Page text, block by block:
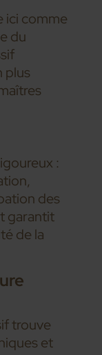
ici comme
du
plus
:
des
garantit
de la
trouve
et